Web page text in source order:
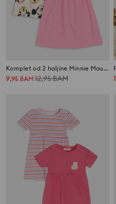
Komplet od 2 haljine Minnie Mouse
9,95 BAM 12,95BAM